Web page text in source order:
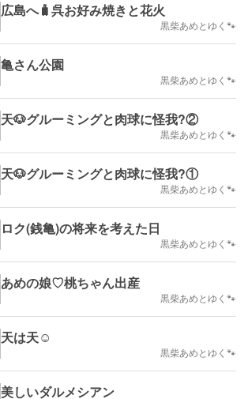
広島へ🧳呉お好み焼きと花火
黒柴あめとゆく🐾
亀さん公園
黒柴あめとゆく🐾
天🐶グルーミングと肉球に怪我?②
黒柴あめとゆく🐾
天🐶グルーミングと肉球に怪我?①
黒柴あめとゆく🐾
ロク(銭亀)の将来を考えた日
黒柴あめとゆく🐾
あめの娘♡桃ちゃん出産
黒柴あめとゆく🐾
天は天☺️
黒柴あめとゆく🐾
美しいダルメシアン